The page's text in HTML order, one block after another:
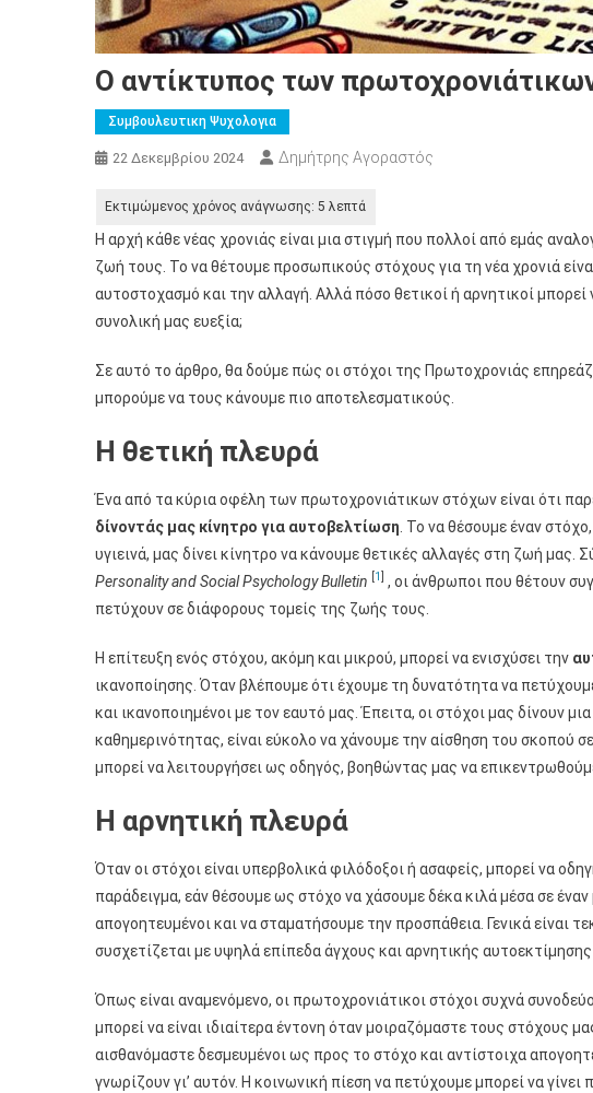
Ο αντίκτυπος των
Συμβουλευτικη Ψυχολογια
22 Δεκεμβρίου 2024 Δημήτρης Αγοραστός
Η αρχή κάθε νέας χρονιάς είναι μια στιγμή που πολλοί από εμάς
ζωή τους. Το να θέτουμε προσωπικούς στόχους για τη νέα χρονιά
αυτοστοχασμό και την αλλαγή. Αλλά πόσο θετικοί ή αρνητικοί μπορεί
συνολική μας ευεξία;
Σε αυτό το άρθρο, θα δούμε πώς οι στόχοι της Πρωτοχρονιάς
μπορούμε να τους κάνουμε πιο αποτελεσματικούς.
Η θετική πλευρά
Ένα από τα κύρια οφέλη των πρωτοχρονιάτικων στόχων είναι ότι
δίνοντάς μας κίνητρο για αυτοβελτίωση . Το να θέσουμε έναν
υγιεινά, μας δίνει κίνητρο να κάνουμε θετικές αλλαγές στη ζωή
Personality and Social Psychology Bulletin
1
, οι άνθρωποι που θέτουν
πετύχουν σε διάφορους τομείς της ζωής τους.
Η επίτευξη ενός στόχου, ακόμη και μικρού, μπορεί να ενισχύσει την
ικανοποίησης. Όταν βλέπουμε ότι έχουμε τη δυνατότητα να
και ικανοποιημένοι με τον εαυτό μας. Έπειτα, οι στόχοι μας δίνουν μια
καθημερινότητας, είναι εύκολο να χάνουμε την αίσθηση του σκοπού
μπορεί να λειτουργήσει ως οδηγός, βοηθώντας μας να
Η αρνητική πλευρά
Όταν οι στόχοι είναι υπερβολικά φιλόδοξοι ή ασαφείς, μπορεί να
παράδειγμα, εάν θέσουμε ως στόχο να χάσουμε δέκα κιλά μέσα σε
απογοητευμένοι και να σταματήσουμε την προσπάθεια. Γενικά είναι
συσχετίζεται με υψηλά επίπεδα άγχους και αρνητικής αυτοεκτίμησης
Όπως είναι αναμενόμενο, οι πρωτοχρονιάτικοι στόχοι συχνά
μπορεί να είναι ιδιαίτερα έντονη όταν μοιραζόμαστε τους στόχους
αισθανόμαστε δεσμευμένοι ως προς το στόχο και αντίστοιχα
γνωρίζουν γι’ αυτόν. Η κοινωνική πίεση να πετύχουμε μπορεί να γίνει